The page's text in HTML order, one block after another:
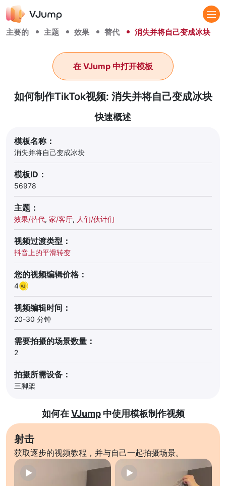
主要的 主题 效果 替代 消失并将自己变成冰块
如何制作TikTok视频: 消失并将自己变成冰块
在 VJump 中打开模板
快速概述
模板名称：
消失并将自己变成冰块
模板ID：
56978
主题：
效果/替代, 家/客厅, 人们/伙计们
视频过渡类型：
抖音上的平滑转变
您的视频编辑价格：
4
视频编辑时间：
20-30 分钟
需要拍摄的场景数量：
2
拍摄所需设备：
三脚架
如何在VJump中使用模板制作视频
射击
获取逐步的视频教程，并与自己一起拍摄场景。